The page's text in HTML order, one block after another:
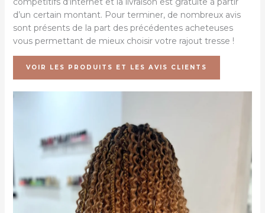
d’un certain montant. Pour terminer, de nombreux avis
sont présents de la part des précédentes acheteuses
vous permettant de mieux choisir votre rajout tresse !
VOIR LES PRODUITS ET LES AVIS CLIENTS